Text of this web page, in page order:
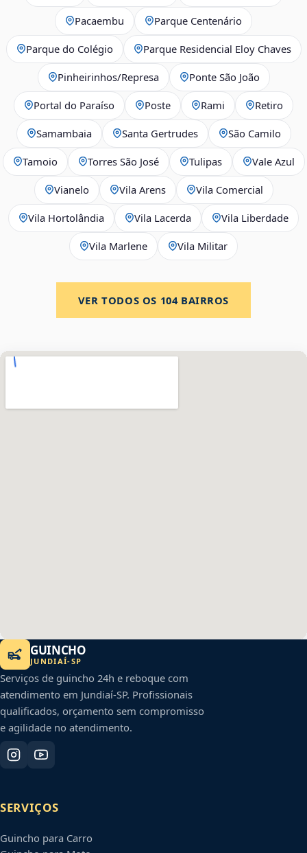
Pacaembu Parque Centenário
Parque do Colégio Parque Residencial Eloy Chaves
Pinheirinhos/Represa Ponte São João
Portal do Paraíso Poste Rami Retiro
Samambaia Santa Gertrudes São Camilo
Tamoio Torres São José Tulipas Vale Azul
Vianelo Vila Arens Vila Comercial
Vila Hortolândia Vila Lacerda Vila Liberdade
Vila Marlene Vila Militar
VER TODOS OS 104BAIRROS
GUINCHO
JUNDIAÍ-SP
Serviços de guincho 24h e reboque com
atendimento em Jundiaí-SP. Profissionais
qualificados, orçamento sem compromisso
e agilidade no atendimento.
SERVIÇOS
Guincho para Carro